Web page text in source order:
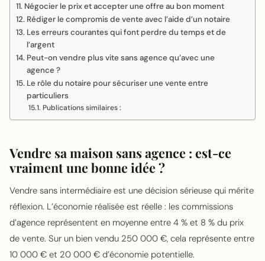
Négocier le prix et accepter une offre au bon moment
Rédiger le compromis de vente avec l’aide d’un notaire
Les erreurs courantes qui font perdre du temps et de
l’argent
Peut-on vendre plus vite sans agence qu’avec une
agence ?
Le rôle du notaire pour sécuriser une vente entre
particuliers
Publications similaires :
Vendre sa maison sans agence : est-ce
vraiment une bonne idée ?
Vendre sans intermédiaire est une décision sérieuse qui mérite
réflexion. L’économie réalisée est réelle : les commissions
d’agence représentent en moyenne entre 4 % et 8 % du prix
de vente. Sur un bien vendu 250 000 €, cela représente entre
10 000 € et 20 000 € d’économie potentielle.